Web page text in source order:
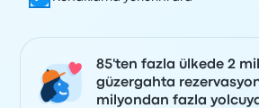
85'ten fazla ülkede 2
güzergahta
milyondan fazla yolcuya